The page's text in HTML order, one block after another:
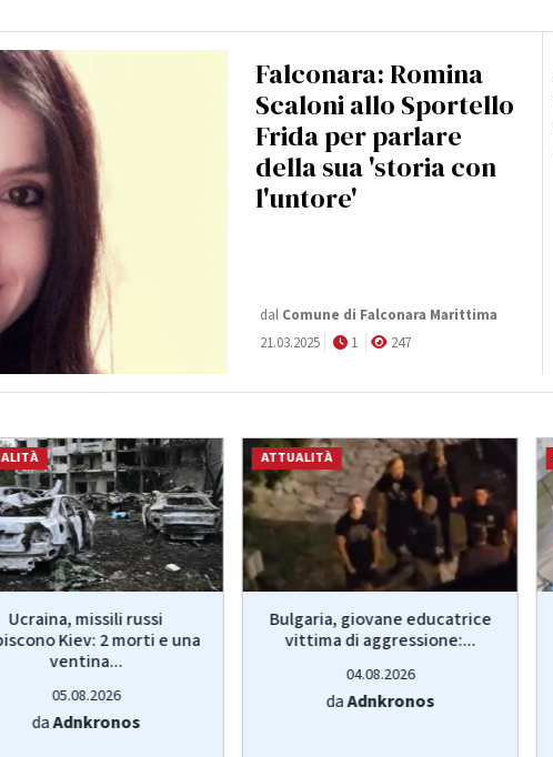
Falconara: Romina
Scaloni allo Sportello
Frida per parlare
della sua 'storia con
l'untore'
dal Comune di Falconara Marittima
21.03.2025
1 247
Ucraina, missili russi
Kiev: 2 morti e una
ventina...
05.08.2026
daAdnkronos
ATTUALITÀ
Bulgaria, giovane educatrice
vittima di aggressione:...
04.08.2026
daAdnkronos